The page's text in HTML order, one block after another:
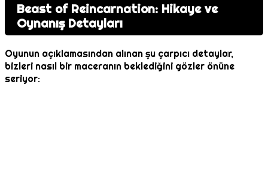
Beast of Reincarnation: Hikaye ve
Oynanış Detayları
Oyunun açıklamasından alınan şu çarpıcı detaylar,
bizleri nasıl bir maceranın beklediğini gözler önüne
seriyor: